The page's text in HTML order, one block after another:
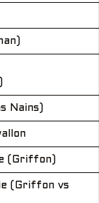
Nains)
(Griffon)
(Griffon vs